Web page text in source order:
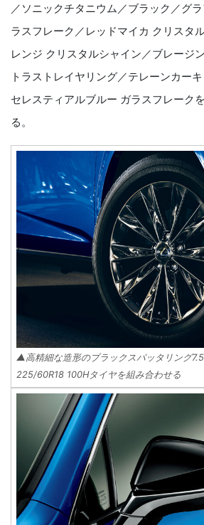
／ソニックチタニウム／ブラック／グ
ラスフレーク／レッドマイカ クリスタ
レンジ クリスタルシャイン／ブレージ
トラストレイヤリング／テレーンカー
セレスティアルブルー ガラスフレーク
る。
▲高精細な造形のブラックスパッタリング
225/60R18 100Hタイヤを組み合わせる